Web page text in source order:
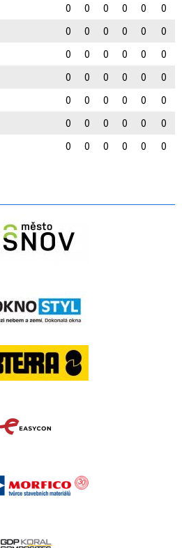
0 0 0 0 0
0
0 0 0 0 0
0
0 0 0 0 0
0
0 0 0 0 0
0
0 0 0 0 0
0
0 0 0 0 0
0
0 0 0 0 0 0